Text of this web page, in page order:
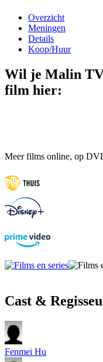
Overzicht
Meningen
Details
Koop/Huur
Wil je Malin
film hier:
Meer films online, op
Cast &
Fenmei Hu